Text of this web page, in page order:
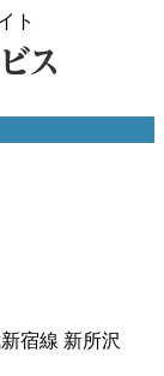
ト
宿線 新所沢